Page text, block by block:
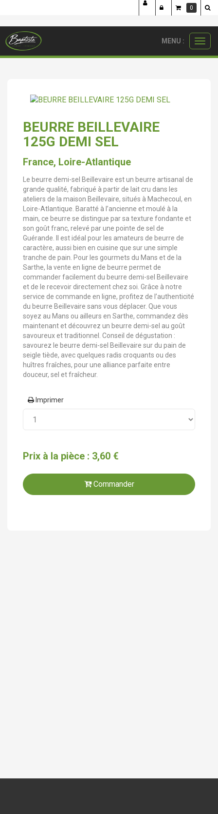
MENU :
crèmerie
BEURRE BEILLEVAIRE
125G DEMI SEL
France, Loire-Atlantique
Le beurre demi-sel Beillevaire est un beurre artisanal de
grande qualité, fabriqué à partir de lait cru dans les
ateliers de la maison Beillevaire, situés à Machecoul, en
Loire-Atlantique. Baratté à l’ancienne et moulé à la
main, ce beurre se distingue par sa texture fondante et
son goût franc, relevé par une pointe de sel de
Guérande. Il est idéal pour les amateurs de beurre de
caractère, aussi bien en cuisine que sur une simple
tranche de pain. Pour les gourmets du Mans et de la
Sarthe, la vente en ligne de beurre permet de
commander facilement du beurre demi-sel Beillevaire
et de le recevoir directement chez soi. Grâce à notre
service de commande en ligne, profitez de l’authenticité
du beurre Beillevaire sans vous déplacer. Que vous
soyez au Mans ou ailleurs en Sarthe, commandez dès
maintenant et découvrez un beurre demi-sel au goût
savoureux et traditionnel. Conseil de dégustation :
savourez le beurre demi-sel Beillevaire sur du pain de
seigle tiède, avec quelques radis croquants ou des
huîtres fraîches, pour une alliance parfaite entre
douceur, sel et fraîcheur.
Imprimer
Prix à la pièce : 3,60 €
Commander
0